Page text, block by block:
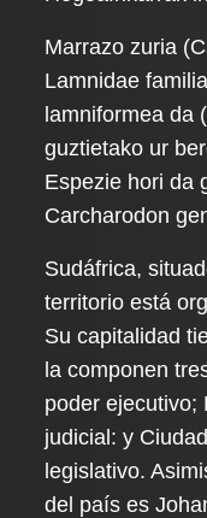
Marrazo zuria
Lamnidae
lamniformea da
guztietako ur
Espezie hori da
Carcharodon
Sudáfrica,
territorio está
Su capitalidad
la componen
poder ejecutivo;
judicial: y
legislativo.
del país es